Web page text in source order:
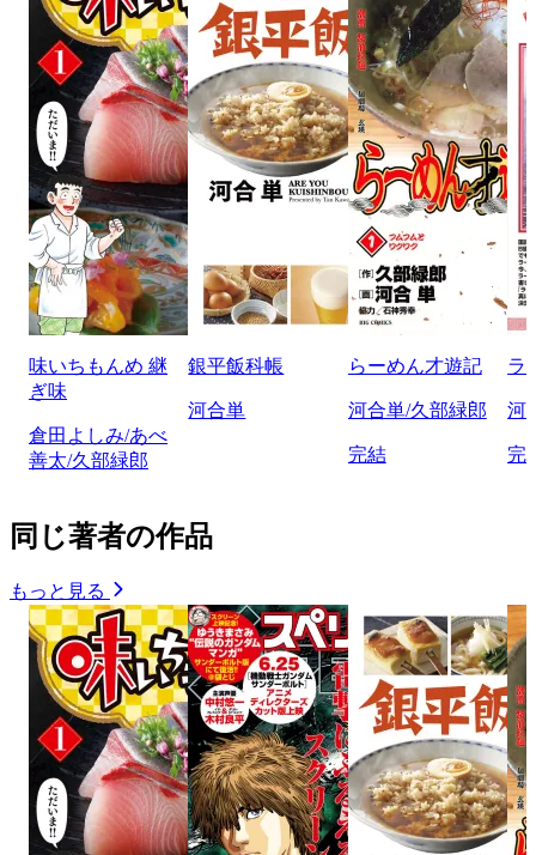
味いちもんめ 継
ぎ味
倉田よしみ/あべ
善太/久部緑郎
銀平飯科帳
河合単
らーめん才遊記
河合単/久部緑郎
完結
ラ
河
完
同じ著者の作品
もっと見る